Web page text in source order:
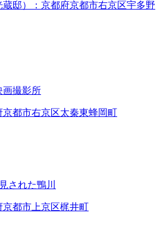
邸）：京都府京都市右京区宇多野
画撮影所
都市右京区太秦東蜂岡町
された鴨川
都市上京区梶井町